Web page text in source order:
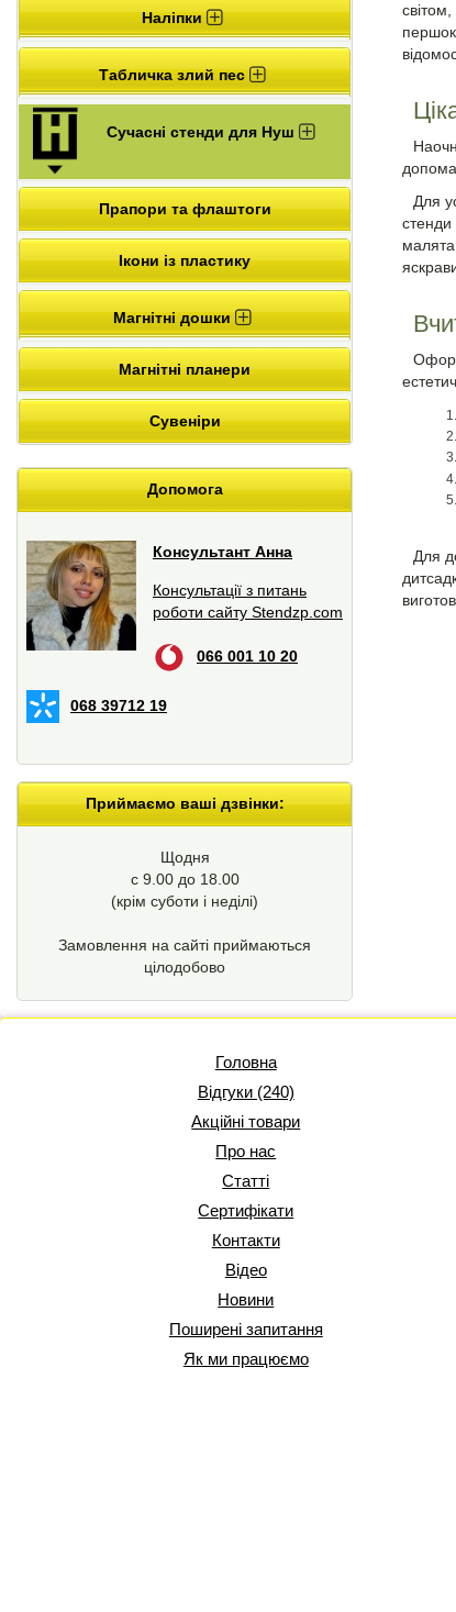
Наліпки
Табличка злий пес
Сучасні стенди для Нуш
Прапори та флаштоги
Ікони із пластику
Магнітні дошки
Магнітні планери
Сувеніри
Допомога
Консультант Анна
Консультації з питань
роботи сайту Stendzp.com
066 001 10 20
068 39712 19
Приймаємо ваші дзвінки:
Щодня
с 9.00 до 18.00
(крім суботи і неділі)
Замовлення на сайті приймаються
цілодобово
Для
стенди
Для
Головна
Відгуки (240)
Акційні товари
Про нас
Статті
Сертифікати
Контакти
Відео
Новини
Поширені запитання
Як ми працюємо